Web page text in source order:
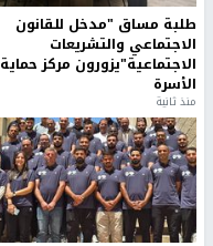
طلبة مساق "مدخل للقانون
الاجتماعي والتشريعات
الاجتماعية"يزورون مركز حماية
الأسرة
منذ ثانية